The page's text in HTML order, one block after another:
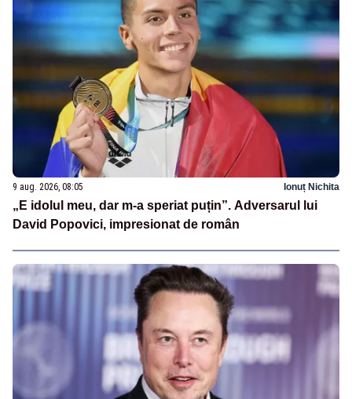
9 aug. 2026, 08:05 Ionuț Nichita
„E idolul meu, dar m-a speriat puțin”. Adversarul lui
David Popovici, impresionat de român